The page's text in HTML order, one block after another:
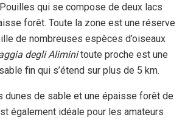
qui se compose de deux lacs
forêt. Toute la zone est une réserve
de nombreuses espèces d’oiseaux
degli Aliminitoute proche est une
fin qui s’étend sur plus de 5 km.
dunes de sable et une épaisse forêt de
également idéale pour les amateurs